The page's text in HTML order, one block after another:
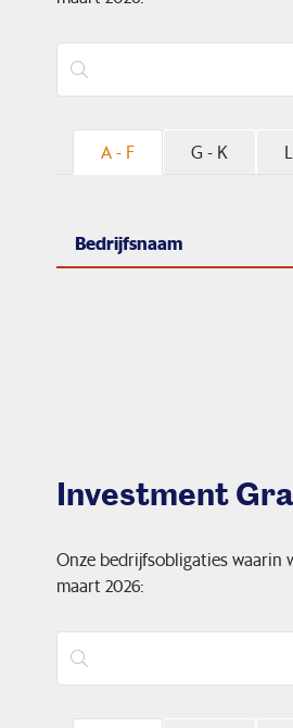
A - F G - K
Bedrijfsnaam
Investment
Onze bedrijfsobligaties waarin
maart 2026: